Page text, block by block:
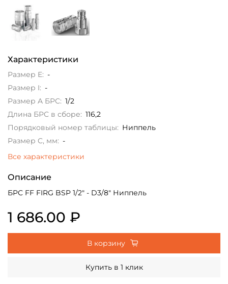
Характеристики
Размер E: -
Размер I: -
Размер A БРС: 1/2
Длина БРС в сборе: 116,2
Порядковый номер таблицы: Ниппель
Размер C, мм: -
Все характеристики
Описание
БРС FF FIRG BSP 1/2" - D3/8" Ниппель
1 686.00 ₽
В корзину
Купить в 1 клик